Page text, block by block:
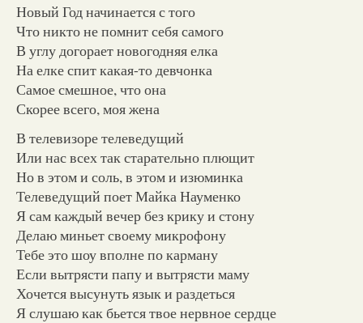
Новый Год начинается с того
Что никто не помнит себя самого
В углу догорает новогодняя елка
На елке спит какая-то девчонка
Самое смешное, что она
Скорее всего, моя жена
В телевизоре телеведущий
Или нас всех так старательно плющит
Но в этом и соль, в этом и изюминка
Телеведущий поет Майка Науменко
Я сам каждый вечер без крику и стону
Делаю миньет своему микрофону
Тебе это шоу вполне по карману
Если вытрясти папу и вытрясти маму
Хочется высунуть язык и раздеться
Я слушаю как бьется твое нервное сердце